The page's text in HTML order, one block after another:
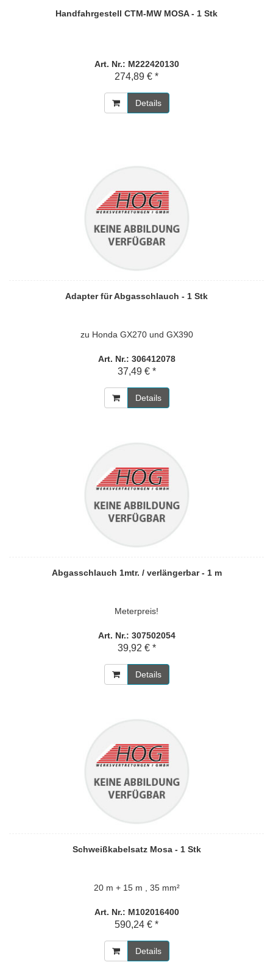
Handfahrgestell CTM-MW MOSA - 1 Stk
Art. Nr.: M222420130
274,89 € *
Details
Adapter für Abgasschlauch - 1 Stk
zu Honda GX270 und GX390
Art. Nr.: 306412078
37,49 € *
Details
Abgasschlauch 1mtr. / verlängerbar - 1 m
Meterpreis!
Art. Nr.: 307502054
39,92 € *
Details
Schweißkabelsatz Mosa - 1 Stk
20 m + 15 m , 35 mm²
Art. Nr.: M102016400
590,24 € *
Details